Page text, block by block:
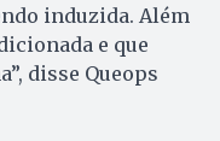
induzida. Além
e que
disse Queops